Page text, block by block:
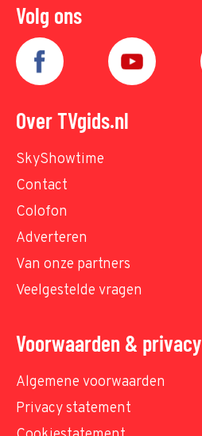
Volg ons
Over TVgids.nl
SkyShowtime
Contact
Colofon
Adverteren
Van onze partners
Veelgestelde vragen
Voorwaarden & privacy
Algemene voorwaarden
Privacy statement